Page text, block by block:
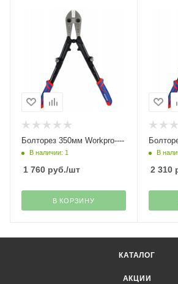
Болторез 350мм Workpro----
В наличии: 1
1 760 руб./шт
В КОРЗИНУ
В
2 310
КАТАЛОГ
АКЦИИ